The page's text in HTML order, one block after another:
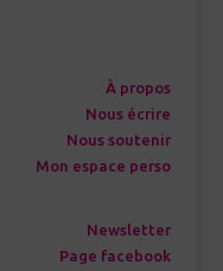
À propos
Nous écrire
Nous soutenir
Mon espace perso
Newsletter
Page facebook